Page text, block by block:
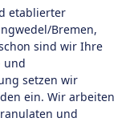
etablierter
Bremen,
sind wir Ihre
und
setzen wir
ein. Wir arbeiten
und